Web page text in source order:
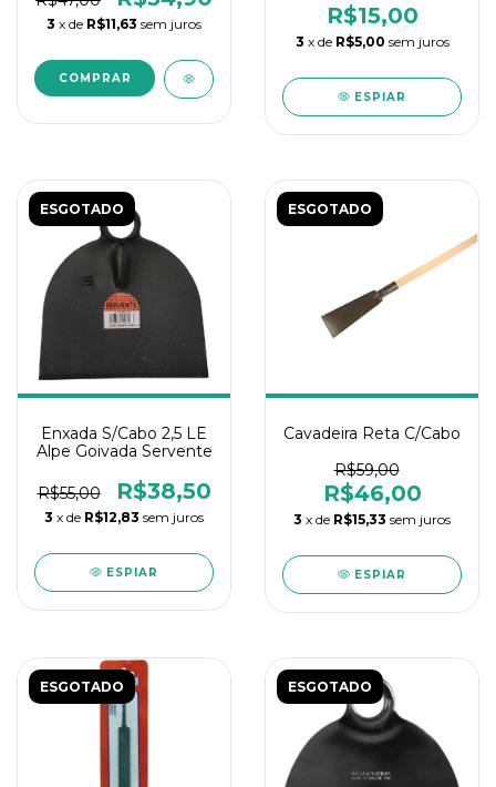
3 x de R$11,63 sem juros R$15,00
3 x de R$5,00 sem juros
ESPIAR
ESGOTADO
Enxada S/Cabo 2,5 LE
Alpe Goivada Servente
R$55,00 R$38,50
3 x de R$12,83 sem juros
ESPIAR
ESGOTADO
Cavadeira Reta C/Cabo
R$59,00
R$46,00
3 x de R$15,33 sem juros
ESPIAR
ESGOTADO ESGOTADO